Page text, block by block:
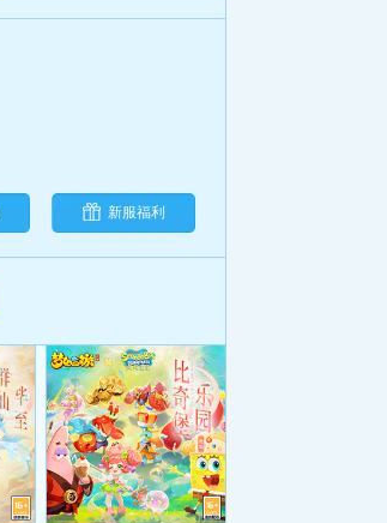
新服福利